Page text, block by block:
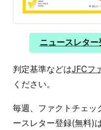
に関する調査研究」で
た15の偽・誤情報を見
聞きしたことがある人
1300人の合計5000人に
テーマから選び、政治
とリベラル系が有利にな
だ。それぞれについて見
ニュースレタ
判定基準などはJFCフ
ください。
毎週、ファクトチェッ
ースレター登録(無料)